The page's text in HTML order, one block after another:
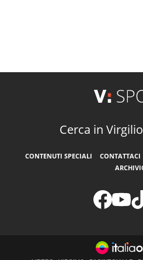
Cerca in
CONTENUTI SPECIALI CONTATTACI